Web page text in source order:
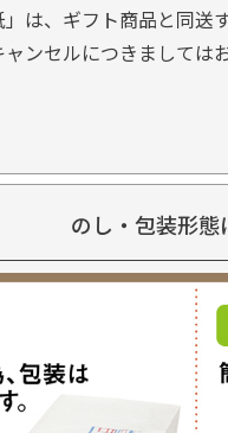
」は、ギフト商品と同送
ンセルにつきましては
のし・包装形態